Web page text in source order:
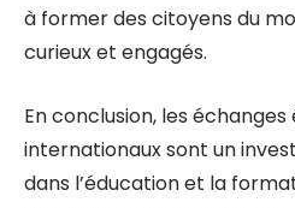
à former des citoyens du
curieux et engagés.
En conclusion, les
internationaux sont un
dans l’éducation et la